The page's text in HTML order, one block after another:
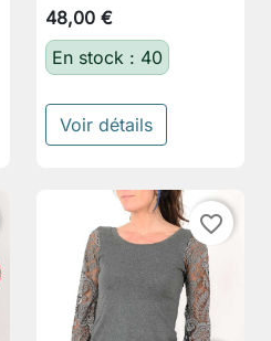
48,00 €
En stock : 40
Voir détails
favorite_border